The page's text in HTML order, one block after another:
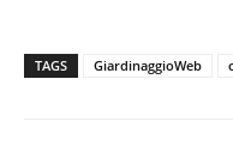
TAGS GiardinaggioWeb